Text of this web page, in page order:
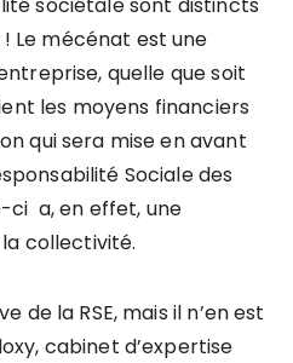
sociétale sont distincts
Le mécénat est une
quelle que soit
les moyens financiers
qui sera mise en avant
Sociale des
ci a, en effet, une
collectivité.
de la RSE, mais il n’en est
cabinet d’expertise